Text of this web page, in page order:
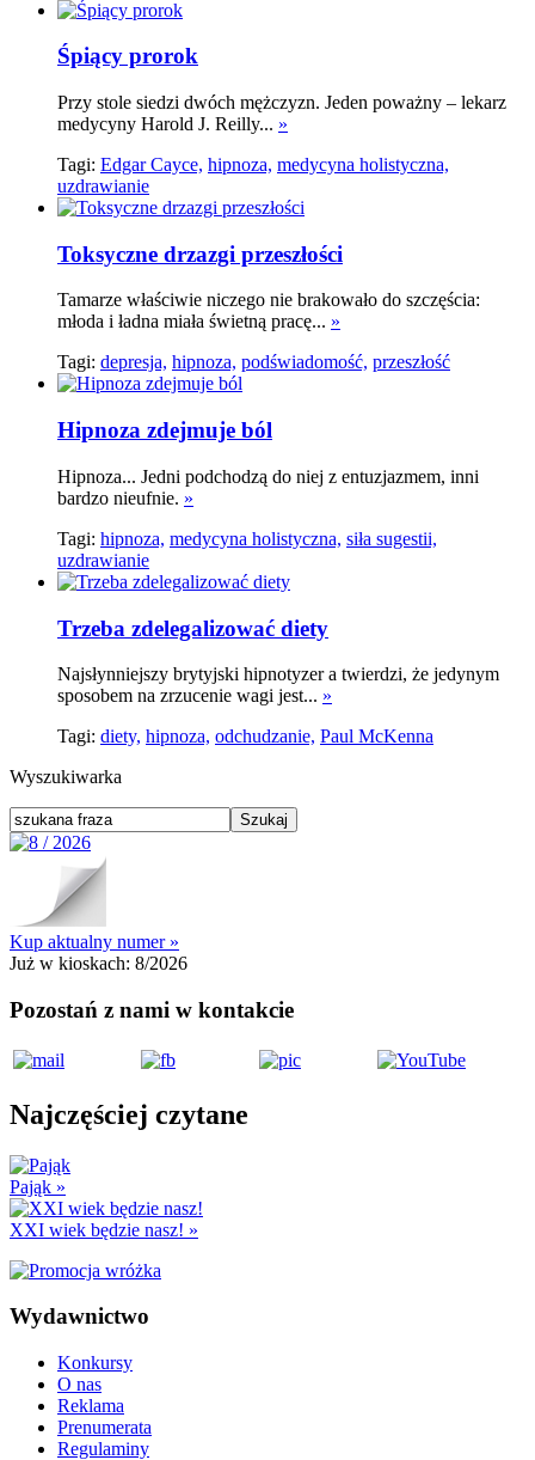
Śpiący prorok
Przy stole siedzi dwóch mężczyzn. Jeden poważny – lekarz
medycyny Harold J. Reilly... »
Tagi: Edgar Cayce, hipnoza, medycyna holistyczna,
uzdrawianie
Toksyczne drzazgi przeszłości
Tamarze właściwie niczego nie brakowało do szczęścia:
młoda i ładna miała świetną pracę... »
Tagi: depresja, hipnoza, podświadomość, przeszłość
Hipnoza zdejmuje ból
Hipnoza... Jedni podchodzą do niej z entuzjazmem, inni
bardzo nieufnie. »
Tagi: hipnoza, medycyna holistyczna, siła sugestii,
uzdrawianie
Trzeba zdelegalizować diety
Najsłynniejszy brytyjski hipnotyzer a twierdzi, że jedynym
sposobem na zrzucenie wagi jest... »
Tagi: diety, hipnoza, odchudzanie, Paul McKenna
Wyszukiwarka
Kup aktualny numer »
Już w kioskach: 8/2026
Pozostań z nami w kontakcie
Najczęściej czytane
Pająk »
XXI wiek będzie nasz! »
Wydawnictwo
Konkursy
O nas
Reklama
Prenumerata
Regulaminy